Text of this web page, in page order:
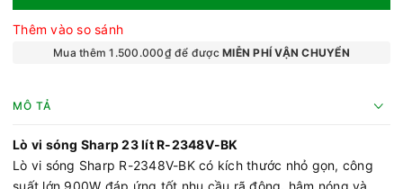
Thêm vào so sánh
Mua thêm 1.500.000₫ để đượcMIỄN PHÍ VẬN CHUYỂN
MÔ TẢ
Lò vi sóng Sharp 23 lít R-2348V-BK
Lò vi sóng Sharp R-2348V-BK có kích thước nhỏ gọn, công
suất lớn 900W đáp ứng tốt nhu cầu rã đông, hâm nóng và